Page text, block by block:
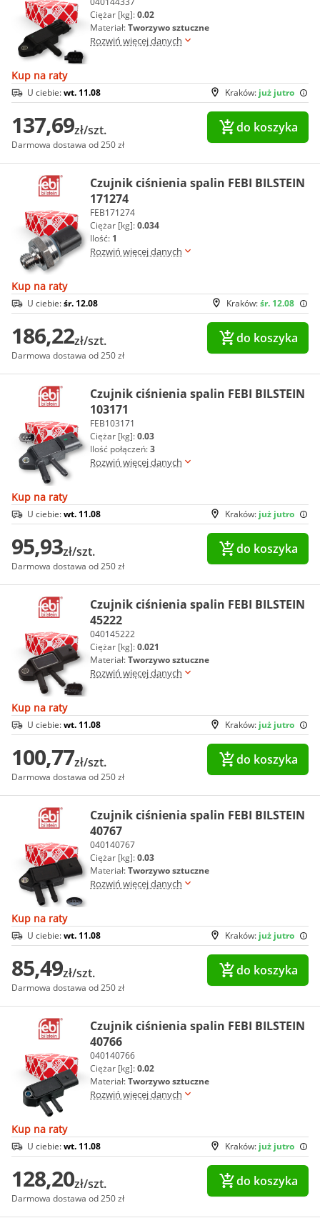
Ciężar [kg]:0.02
Materiał:Tworzywo sztuczne
Rozwiń więcej danych
Kup na raty
Kraków: już jutro
U ciebie:wt. 11.08
137,69zł/szt.
Darmowa dostawa od 250 zł
do koszyka
Czujnik ciśnienia spalin FEBI BILSTEIN
171274
FEB171274
Ciężar [kg]:0.034
Ilość: 1
Rozwiń więcej danych
Kup na raty
Kraków:śr. 12.08
U ciebie:śr. 12.08
186,22zł/szt.
Darmowa dostawa od 250 zł
do koszyka
Czujnik ciśnienia spalin FEBI BILSTEIN
103171
FEB103171
Ciężar [kg]:0.03
Ilość połączeń:3
Rozwiń więcej danych
Kup na raty
Kraków: już jutro
U ciebie:wt. 11.08
95,93zł/szt.
Darmowa dostawa od 250 zł
do koszyka
Czujnik ciśnienia spalin FEBI BILSTEIN
45222
040145222
Ciężar [kg]:0.021
Materiał:Tworzywo sztuczne
Rozwiń więcej danych
Kup na raty
Kraków: już jutro
U ciebie:wt. 11.08
100,77zł/szt.
Darmowa dostawa od 250 zł
do koszyka
Czujnik ciśnienia spalin FEBI BILSTEIN
40767
040140767
Ciężar [kg]:0.03
Materiał:Tworzywo sztuczne
Rozwiń więcej danych
Kup na raty
Kraków: już jutro
U ciebie:wt. 11.08
85,49zł/szt.
Darmowa dostawa od 250 zł
do koszyka
Czujnik ciśnienia spalin FEBI BILSTEIN
40766
040140766
Ciężar [kg]:0.02
Materiał:Tworzywo sztuczne
Rozwiń więcej danych
Kup na raty
Kraków: już jutro
U ciebie:wt. 11.08
128,20zł/szt.
Darmowa dostawa od 250 zł
do koszyka